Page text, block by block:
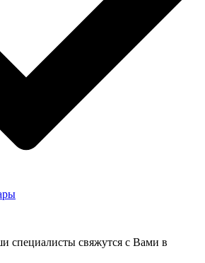
специалисты свяжутся с Вами в